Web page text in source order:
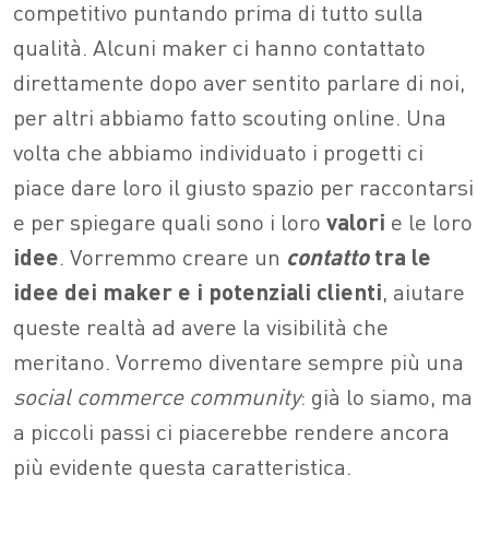
competitivo puntando prima di tutto sulla
qualità. Alcuni maker ci hanno contattato
direttamente dopo aver sentito parlare di noi,
per altri abbiamo fatto scouting online. Una
volta che abbiamo individuato i progetti ci
piace dare loro il giusto spazio per raccontarsi
e per spiegare quali sono i loro valori e le loro
idee. Vorremmo creare un contatto tra le
idee dei maker e i potenziali clienti, aiutare
queste realtà ad avere la visibilità che
meritano. Vorremo diventare sempre più una
social commerce community: già lo siamo, ma
a piccoli passi ci piacerebbe rendere ancora
più evidente questa caratteristica.